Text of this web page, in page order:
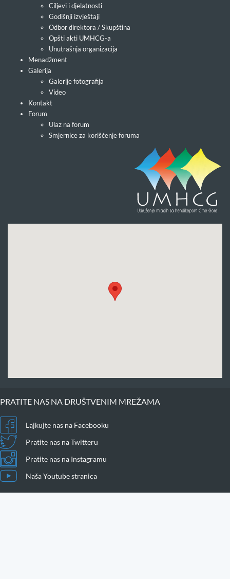
Ciljevi i djelatnosti
Godišnji izvještaji
Odbor direktora / Skupština
Opšti akti UMHCG-a
Unutrašnja organizacija
Menadžment
Galerija
Galerije fotografija
Video
Kontakt
Forum
Ulaz na forum
Smjernice za korišćenje foruma
PRATITE NAS NA DRUŠTVENIM MREŽAMA
Lajkujte nas na Facebooku
Pratite nas na Twitteru
Pratite nas na Instagramu
Naša Youtube stranica